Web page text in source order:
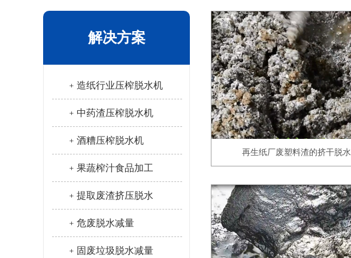
解决方案
﹢造纸行业压榨脱水机
﹢中药渣压榨脱水机
﹢酒糟压榨脱水机
﹢果蔬榨汁食品加工
﹢提取废渣挤压脱水
﹢危废脱水减量
﹢固废垃圾脱水减量
再生纸厂废塑料渣的挤干脱水